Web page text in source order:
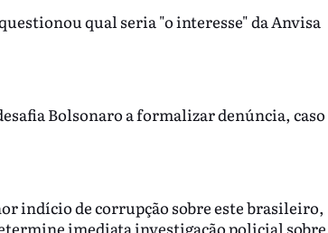
qual seria "o interesse" da Anvisa
Bolsonaro a formalizar denúncia, caso
indício de corrupção sobre este brasileiro,
imediata investigação policial sobre